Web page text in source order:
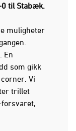
til Stabæk.
muligheter
En
som gikk
Vi
trillet